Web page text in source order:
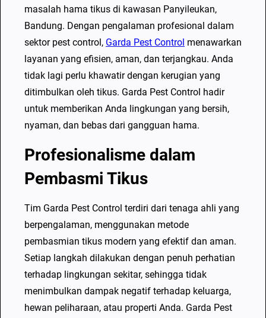
masalah hama tikus di kawasan Panyileukan,
Bandung. Dengan pengalaman profesional dalam
sektor pest control, Garda Pest Control menawarkan
layanan yang efisien, aman, dan terjangkau. Anda
tidak lagi perlu khawatir dengan kerugian yang
ditimbulkan oleh tikus. Garda Pest Control hadir
untuk memberikan Anda lingkungan yang bersih,
nyaman, dan bebas dari gangguan hama.
Profesionalisme dalam
Pembasmi Tikus
Tim Garda Pest Control terdiri dari tenaga ahli yang
berpengalaman, menggunakan metode
pembasmian tikus modern yang efektif dan aman.
Setiap langkah dilakukan dengan penuh perhatian
terhadap lingkungan sekitar, sehingga tidak
menimbulkan dampak negatif terhadap keluarga,
hewan peliharaan, atau properti Anda. Garda Pest